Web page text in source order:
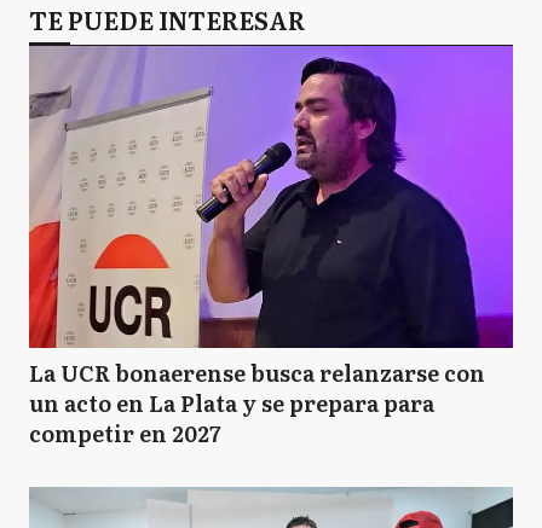
TE PUEDE INTERESAR
La UCR bonaerense busca relanzarse con
un acto en La Plata y se prepara para
competir en 2027